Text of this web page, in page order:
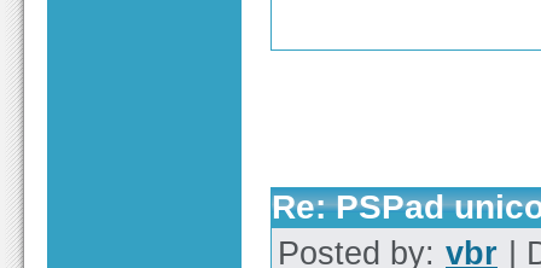
Re: PSPad
Posted by: vbr |